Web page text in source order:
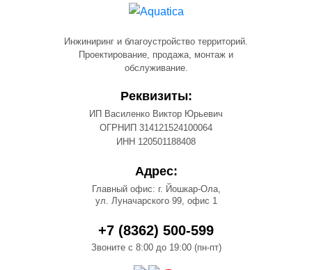
Инжиниринг и благоустройство территорий.
Проектирование, продажа, монтаж и
обслуживание.
Реквизиты:
ИП Василенко Виктор Юрьевич
ОГРНИП 314121524100064
ИНН 120501188408
Адрес:
Главный офис: г. Йошкар-Ола,
ул. Луначарского 99, офис 1
+7 (8362) 500-599
Звоните с 8:00 до 19:00 (пн-пт)